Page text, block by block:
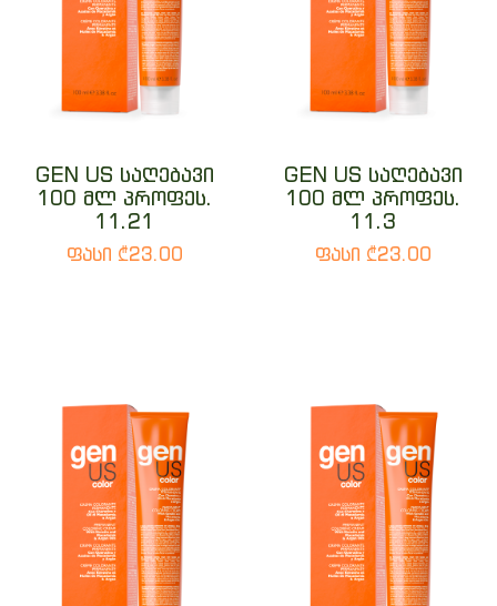
GEN US საღებავი
100 მლ პროფეს.
11.21
ფასი ₾23.00
GEN US საღებავი
100 მლ პროფეს.
11.3
ფასი ₾23.00